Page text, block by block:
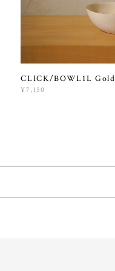
CLICK/BOWL1L Gold
¥7,150